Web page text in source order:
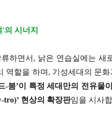
의 시너지
하면서, 낡은 연습실에는
역할을 하며, 기성세대의 문
-붐’이 특정 세대만의 전유물
tro)’ 현상의 확장판임을 시사